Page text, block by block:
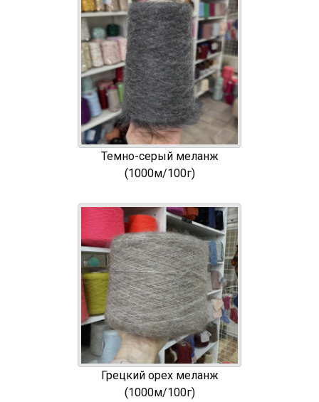
Темно-серый меланж
(1000м/100г)
Грецкий орех меланж
(1000м/100г)